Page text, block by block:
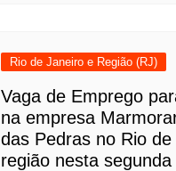
Rio de Janeiro e Região (RJ)
Vaga de Emprego
na empresa
das Pedras no Rio
região nesta